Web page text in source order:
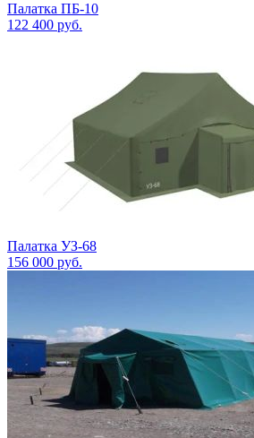
Палатка ПБ-10
122 400 руб.
Палатка УЗ-68
156 000 руб.